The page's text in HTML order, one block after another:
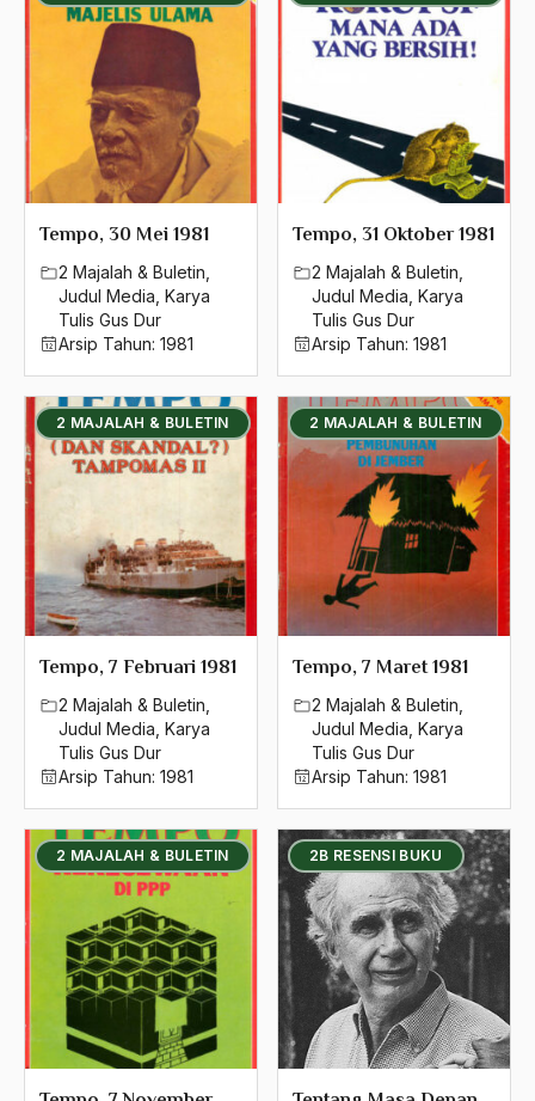
Tempo, 30 Mei 1981
2 Majalah & Buletin
Judul Media Karya
Tulis Gus Dur
Arsip Tahun: 1981
Tempo, 31 Oktober 1981
2 Majalah & Buletin
Judul Media Karya
Tulis Gus Dur
Arsip Tahun: 1981
2 MAJALAH & BULETIN
Tempo, 7 Februari 1981
2 Majalah & Buletin
Judul Media Karya
Tulis Gus Dur
Arsip Tahun: 1981
2 MAJALAH & BULETIN
Tempo, 7 Maret 1981
2 Majalah & Buletin
Judul Media Karya
Tulis Gus Dur
Arsip Tahun: 1981
2 MAJALAH & BULETIN 2B RESENSI BUKU
2014
2010
2008
2007
2005
2004
2002
2001
2000
1999
1998
1996
1994
1993
1992
1991